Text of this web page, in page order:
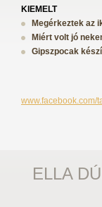
KIEMELT
Megérkeztek az
Miért volt jó
Gipszpocak
www.facebook.com/
ELLA